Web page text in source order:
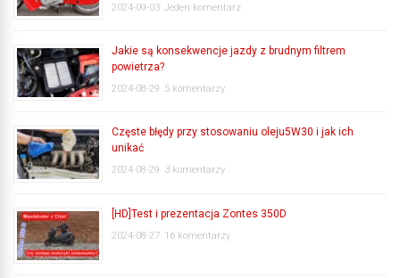
2024-09-03 Jeden komentarz
Jakie są konsekwencje jazdy z brudnym filtrem
powietrza?
2024-08-29 5 komentarzy
Częste błędy przy stosowaniu oleju5W30 i jak ich
unikać
2024-08-29 3 komentarzy
[HD]Test i prezentacja Zontes 350D
2024-08-27 16 komentarzy